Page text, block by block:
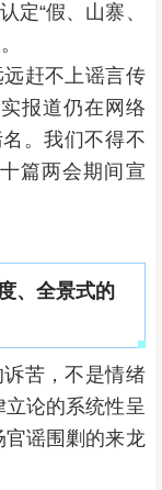
“假、山寨、
赶不上谣言传
报道仍在网络
。我们不得不
篇两会期间宣
、全景式的
苦，不是情绪
论的系统性呈
谣围剿的来龙